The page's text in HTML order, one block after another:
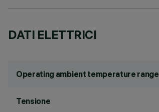
DATI ELETTRICI
Operating ambient temperature range
Tensione